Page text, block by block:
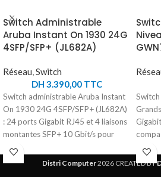
Switch Administrable
Aruba Instant On 1930 24G
4SFP/SFP+ (JL682A)
Réseau Switch
DH 3.390,00TTC
Switch administrable Aruba Instant
On 1930 24G 4SFP/SFP+ (JL682A)
: 24 ports Gigabit RJ45 et 4 liaisons
montantes SFP+ 10 Gbit/s pour
structurer un réseau d'accès
d'entreprise ou de PME, sans PoE —
petits
Distri Computer2026 CREATED BY